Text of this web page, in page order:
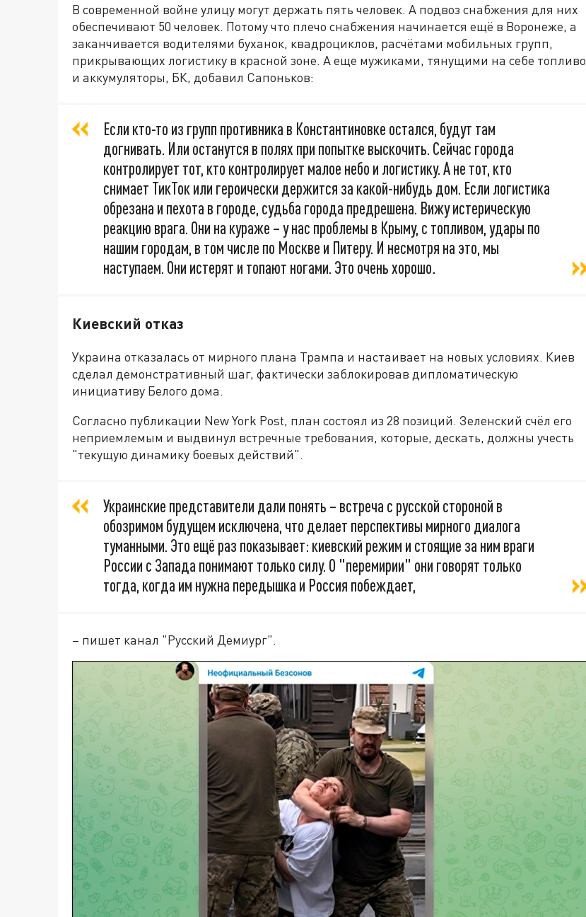
В современной войне улицу могут держать пять человек. А подвоз снабжения для них
обеспечивают 50 человек. Потому что плечо снабжения начинается ещё в Воронеже, а
заканчивается водителями буханок, квадроциклов, расчётами мобильных групп,
прикрывающих логистику в красной зоне. А еще мужиками, тянущими на себе топливо
и аккумуляторы, БК, добавил Сапоньков:
Если кто-то из групп противника в Константиновке остался, будут там
догнивать. Или останутся в полях при попытке выскочить. Сейчас города
контролирует тот, кто контролирует малое небо и логистику. А не тот, кто
снимает ТикТок или героически держится за какой-нибудь дом. Если логистика
обрезана и пехота в городе, судьба города предрешена. Вижу истерическую
реакцию врага. Они на кураже – у нас проблемы в Крыму, с топливом, удары по
нашим городам, в том числе по Москве и Питеру. И несмотря на это, мы
наступаем. Они истерят и топают ногами. Это очень хорошо.
Киевский отказ
Украина отказалась от мирного плана Трампа и настаивает на новых условиях. Киев
сделал демонстративный шаг, фактически заблокировав дипломатическую
инициативу Белого дома.
Согласно публикации New York Post, план состоял из 28 позиций. Зеленский счёл его
неприемлемым и выдвинул встречные требования, которые, дескать, должны учесть
"текущую динамику боевых действий".
Украинские представители дали понять – встреча с русской стороной в
обозримом будущем исключена, что делает перспективы мирного диалога
туманными. Это ещё раз показывает: киевский режим и стоящие за ним враги
России с Запада понимают только силу. О "перемирии" они говорят только
тогда, когда им нужна передышка и Россия побеждает,
– пишет канал "Русский Демиург".